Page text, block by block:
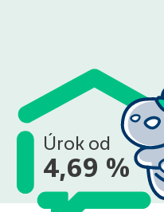
Úrok od
4,69 %